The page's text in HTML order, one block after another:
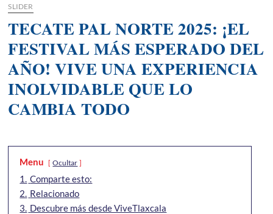
SLIDER
TECATE PAL NORTE 2025: ¡EL
FESTIVAL MÁS ESPERADO DEL
AÑO! VIVE UNA EXPERIENCIA
INOLVIDABLE QUE LO
CAMBIA TODO
Menu Ocultar
1. Comparte esto:
2. Relacionado
3. Descubre más desde ViveTlaxcala